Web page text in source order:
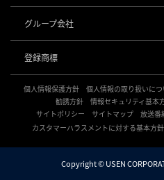
グループ会社
USEN Order & Pay
USEN My Menu Premium
USEN PAY QR
PuduBot2（配膳）
BellaBot Pro（配膳）
PUDU T300（運搬）
PUDU CC1（清掃）
KLEENBOT C30（清掃）
PUDU MT1（清掃）
USEN SMART RESERVE
ヒトサラ
サロン向け予約システム
「USEN RESERVE BEAUTY」
⁩音楽配信
USEN MUSIC Entertainment
OTORAKU -音・楽-
CM録音機能つきBGM
海外店舗BGM
複数店舗の配信管理
オフィスBGM
通信
USEN AIR UNLIMITED
USEN AIR
USEN光
USEN Wi-Fi
USEN PHONE
防犯カメラ
USEN Camera
NEXTクラウドビュー
サイネージ
開業サポート
開業おまかせプラン
グループ会社
USEN & U-NEXT GROUP
株式会社 U-NEXT HOLDINGS
登録商標
登録第７０２６８８０号
登録第６６５８３１３号
登録第６６１８６０３号
登録第６３８６７４６号
登録第６１５８６１６号
登録第６０１６５１３号
登録第５９８９７００号
個人情報保護方針 個人情報の取り扱いにつ
勧誘方針
情報セキュリティ基本
サイトポリシー
サイトマップ 放送番
カスタマーハラスメントに対する基本方針
Copyright © USEN